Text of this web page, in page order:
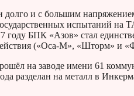
и с боль­шим
ис­пы­та­ний
БПК «Азов» стал
(«Оса-М», «Шторм» и
на за­во­де имени 61
раз­де­лан на ме­талл в